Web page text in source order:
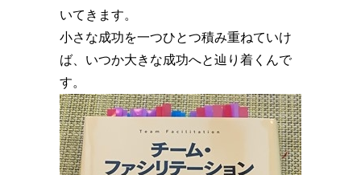
いてきます。
小さな成功を一つひとつ積み重ねていけ
ば、いつか大きな成功へと辿り着くんで
す。